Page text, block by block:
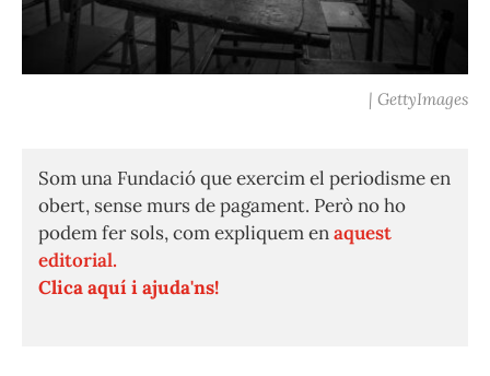
| GettyImages
Som una Fundació que exercim el periodisme en
obert, sense murs de pagament. Però no ho
podem fer sols, com expliquem enaquest
editorial.
Clica aquí i ajuda'ns!